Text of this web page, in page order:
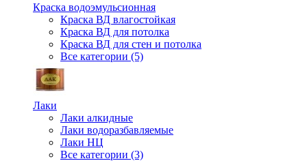
Краска водоэмульсионная
Краска ВД влагостойкая
Краска ВД для потолка
Краска ВД для стен и потолка
Все категории (5)
Лаки
Лаки алкидные
Лаки водоразбавляемые
Лаки НЦ
Все категории (3)